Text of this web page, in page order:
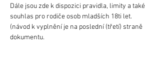
Dále jsou zde k dispozici pravidla, limity a také
souhlas pro rodiče osob mladších 18ti let.
(návod k vyplnění je na poslední (třetí) straně
dokumentu.